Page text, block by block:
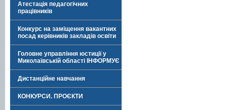
Атестація педагогічних
працівників
Конкурс на заміщення вакантних
посад керівників закладів освіти
Головне управління юстиції у
Миколаївській області ІНФОРМУЄ
Дистанційне навчання
КОНКУРСИ. ПРОЄКТИ